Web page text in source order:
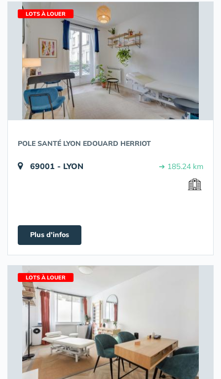
LOTS À LOUER
POLE SANTÉ LYON EDOUARD HERRIOT
69001 - LYON ➔ 185.24 km
Plus d'infos
LOTS À LOUER